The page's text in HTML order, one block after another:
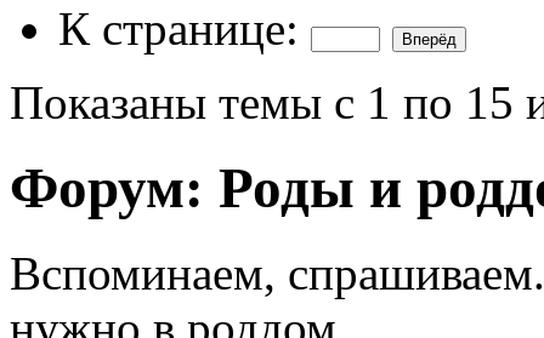
К странице:
Показаны темы с 1 по 15
Форум: Роды и
Вспоминаем,